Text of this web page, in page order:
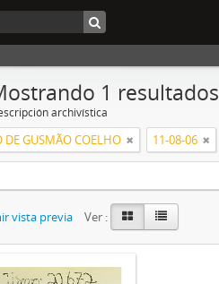
1 resultados
archivística
DE GUSMÃO COELHO 11-08-06
vista previa Ver :